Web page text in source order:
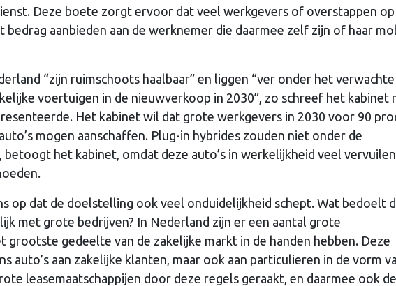
Deze boete zorgt ervoor dat veel werkgevers of overstappen op
bedrag aanbieden aan de werknemer die daarmee zelf zijn of haar
“zijn ruimschoots haalbaar” en liggen “ver onder het verwachte
voertuigen in de nieuwverkoop in 2030”, zo schreef het kabinet
Het kabinet wil dat grote werkgevers in 2030 voor 90
mogen aanschaffen. Plug-in hybrides zouden niet onder de
het kabinet, omdat deze auto’s in werkelijkheid veel
op dat de doelstelling ook veel onduidelijkheid schept. Wat bedoelt
met grote bedrijven? In Nederland zijn er een aantal grote
grootste gedeelte van de zakelijke markt in de handen hebben. Deze
auto’s aan zakelijke klanten, maar ook aan particulieren in de vorm
leasemaatschappijen door deze regels geraakt, en daarmee ook de